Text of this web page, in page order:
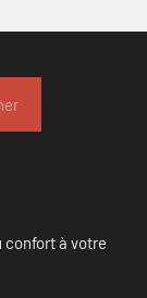
confort à votre